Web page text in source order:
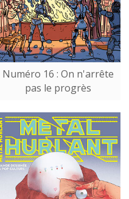
Numéro 16 : On n'arrête
pas le progrès